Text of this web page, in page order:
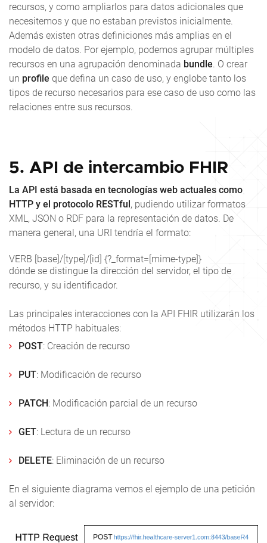
recursos, y como ampliarlos para datos adicionales que
necesitemos y que no estaban previstos inicialmente.
Además existen otras definiciones más amplias en el
modelo de datos. Por ejemplo, podemos agrupar múltiples
recursos en una agrupación denominada bundle. O crear
un profile que defina un caso de uso, y englobe tanto los
tipos de recurso necesarios para ese caso de uso como las
relaciones entre sus recursos.
5. API de intercambio FHIR
La API está basada en tecnologías web actuales como
HTTP y el protocolo RESTful, pudiendo utilizar formatos
XML, JSON o RDF para la representación de datos. De
manera general, una URI tendría el formato:
VERB [base]/[type]/[id] {?_format=[mime-type]}
dónde se distingue la dirección del servidor, el tipo de
recurso, y su identificador.
Las principales interacciones con la API FHIR utilizarán los
métodos HTTP habituales:
POST: Creación de recurso
PUT: Modificación de recurso
PATCH: Modificación parcial de un recurso
GET: Lectura de un recurso
DELETE: Eliminación de un recurso
En el siguiente diagrama vemos el ejemplo de una petición
al servidor: